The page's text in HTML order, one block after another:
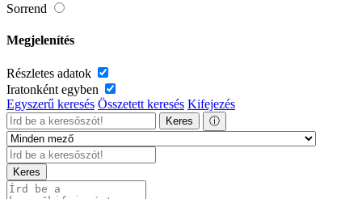
Sorrend
Megjelenítés
Részletes adatok
Iratonként egyben
Egyszerű keresés Összetett keresés Kifejezés
Keres ⓘ
Keres